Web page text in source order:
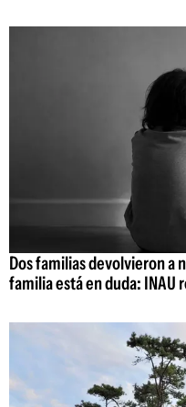
Dos familias devolvieron a
familia está en duda: INAU